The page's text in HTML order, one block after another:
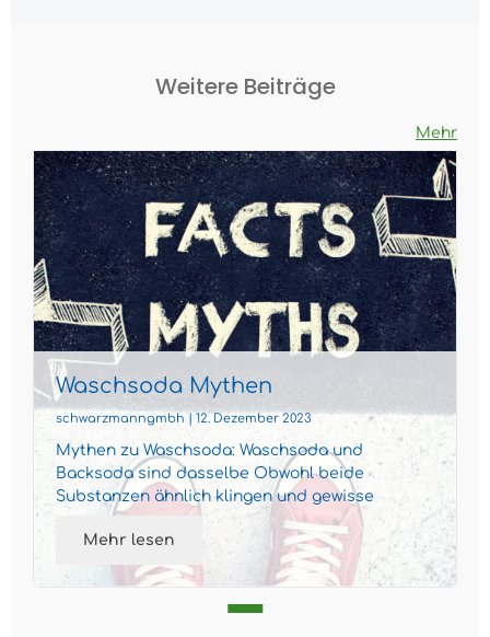
Weitere Beiträge
Mehr
Waschsoda Mythen
schwarzmanngmbh | 12. Dezember 2023
Mythen zu Waschsoda: Waschsoda und
Backsoda sind dasselbe Obwohl beide
Substanzen ähnlich klingen und gewisse
Ähnlichkeiten aufweisen, sind sie chemis...
Mehr lesen